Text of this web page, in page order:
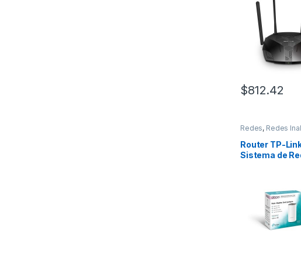
$812.42
Redes, Redes
Router TP-
Sistema de
Internas TODA
CASA AC1200
(PAQUETE DE 1)